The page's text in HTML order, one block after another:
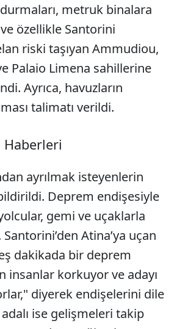
metruk binalara
özellikle Santorini
riski taşıyan Ammudiou,
Palaio Limena sahillerine
Ayrıca, havuzların
talimatı verildi.
Haberleri
ayrılmak isteyenlerin
bildirildi. Deprem endişesiyle
gemi ve uçaklarla
Santorini’den Atina’ya uçan
dakikada bir deprem
insanlar korkuyor ve adayı
diyerek endişelerini dile
ise gelişmeleri takip